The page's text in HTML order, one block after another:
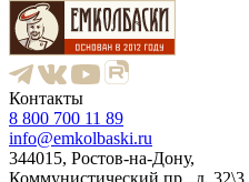
Контакты
8 800 700 11 89
info@emkolbaski.ru
344015, Ростов-на-Дону,
Коммунистический пр., д. 32\3,